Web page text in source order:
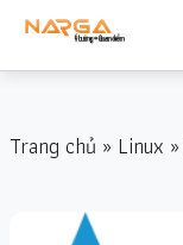
Trang chủ » Linux